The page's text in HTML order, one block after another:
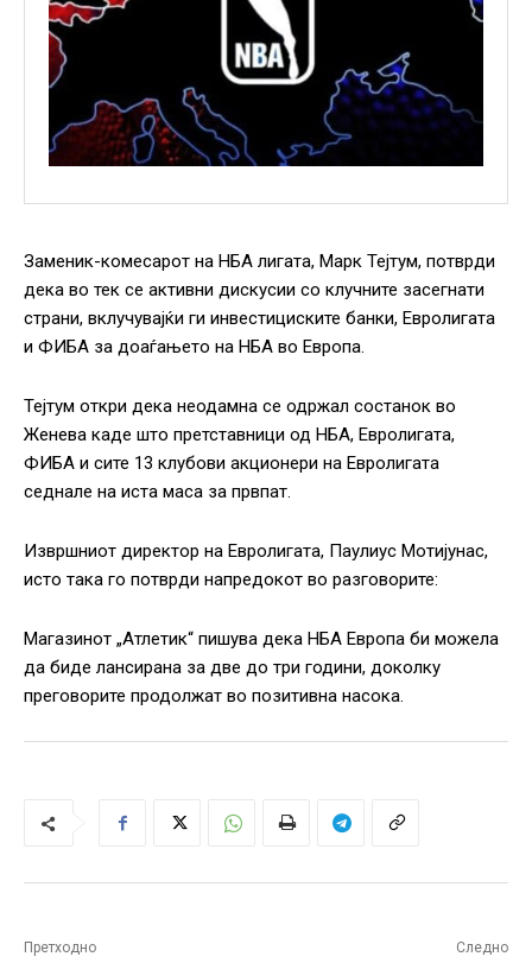
Заменик-комесарот на НБА лигата, Марк Тејтум, потврди
дека во тек се активни дискусии со клучните засегнати
страни, вклучувајќи ги инвестициските банки, Евролигата
и ФИБА за доаѓањето на НБА во Европа.
Тејтум откри дека неодамна се одржал состанок во
Женева каде што претставници од НБА, Евролигата,
ФИБА и сите 13 клубови акционери на Евролигата
седнале на иста маса за првпат.
Извршниот директор на Евролигата, Паулиус Мотијунас,
исто така го потврди напредокот во разговорите:
Магазинот „Атлетик“ пишува дека НБА Европа би можела
да биде лансирана за две до три години, доколку
преговорите продолжат во позитивна насока.
Претходно Следно